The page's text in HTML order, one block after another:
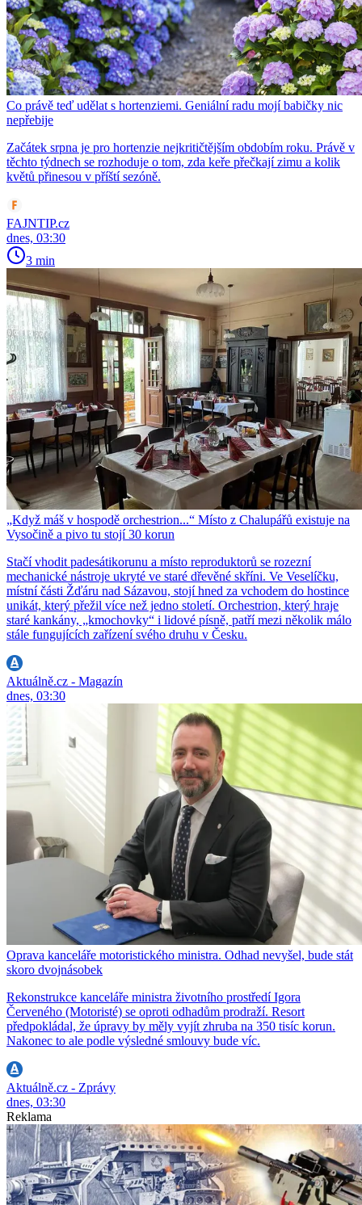
Co právě teď udělat s hortenziemi. Geniální radu mojí babičky nic
nepřebije
Začátek srpna je pro hortenzie nejkritičtějším obdobím roku. Právě v
těchto týdnech se rozhoduje o tom, zda keře přečkají zimu a kolik
květů přinesou v příští sezóně.
FAJNTIP.cz
dnes, 03:30
3 min
„Když máš v hospodě orchestrion...“ Místo z Chalupářů existuje na
Vysočině a pivo tu stojí 30 korun
Stačí vhodit padesátikorunu a místo reproduktorů se rozezní
mechanické nástroje ukryté ve staré dřevěné skříni. Ve Veselíčku,
místní části Žďáru nad Sázavou, stojí hned za vchodem do hostince
unikát, který přežil více než jedno století. Orchestrion, který hraje
staré kankány, „kmochovky“ i lidové písně, patří mezi několik málo
stále fungujících zařízení svého druhu v Česku.
Aktuálně.cz - Magazín
dnes, 03:30
Oprava kanceláře motoristického ministra. Odhad nevyšel, bude stát
skoro dvojnásobek
Rekonstrukce kanceláře ministra životního prostředí Igora
Červeného (Motoristé) se oproti odhadům prodraží. Resort
předpokládal, že úpravy by měly vyjít zhruba na 350 tisíc korun.
Nakonec to ale podle výsledné smlouvy bude víc.
Aktuálně.cz - Zprávy
dnes, 03:30
Reklama